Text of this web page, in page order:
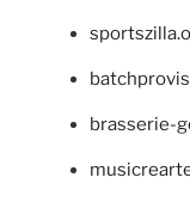
brasserie-